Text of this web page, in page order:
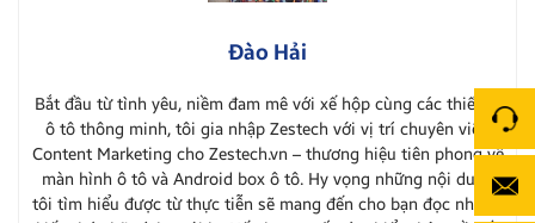
Đào Hải
Bắt đầu từ tình yêu, niềm đam mê với xế hộp cùng các thiết bị
ô tô thông minh, tôi gia nhập Zestech với vị trí chuyên viên
Content Marketing cho Zestech.vn – thương hiệu tiên phong về
màn hình ô tô và Android box ô tô. Hy vọng những nội dung
tôi tìm hiểu được từ thực tiễn sẽ mang đến cho bạn đọc những